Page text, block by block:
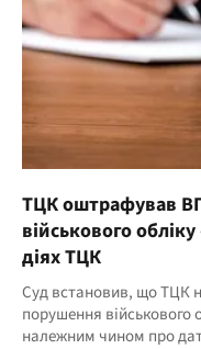
ТЦК оштрафував
військового
діях ТЦК
Суд встановив, що ТЦК
порушення військового
належним чином про